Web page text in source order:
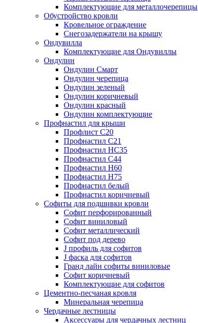
Комплектующие для металлочерепицы
Обустройство кровли
Кровельное ограждение
Снегозадержатели на крышу
Ондувилла
Комплектующие для Ондувиллы
Ондулин
Ондулин Смарт
Ондулин черепица
Ондулин зеленый
Ондулин коричневый
Ондулин красный
Ондулин комплектующие
Профнастил для крыши
Профлист С20
Профнастил С21
Профнастил НС35
Профнастил С44
Профнастил Н60
Профнастил Н75
Профнастил белый
Профнастил коричневый
Софиты для подшивки кровли
Cофит перфорированный
Софит виниловый
Софит металлический
Софит под дерево
J профиль для софитов
J фаска для софитов
Гранд лайн софиты виниловые
Софит коричневый
Комплектующие для софитов
Цементно-песчаная кровля
Минеральная черепица
Чердачные лестницы
Аксессуары для чердачных лестниц